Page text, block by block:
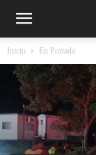
Inicio En Portada